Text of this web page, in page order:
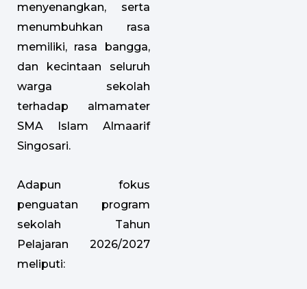
menyenangkan, serta
menumbuhkan rasa
memiliki, rasa bangga,
dan kecintaan seluruh
warga sekolah
terhadap almamater
SMA Islam Almaarif
Singosari.
Adapun fokus
penguatan program
sekolah Tahun
Pelajaran 2026/2027
meliputi: